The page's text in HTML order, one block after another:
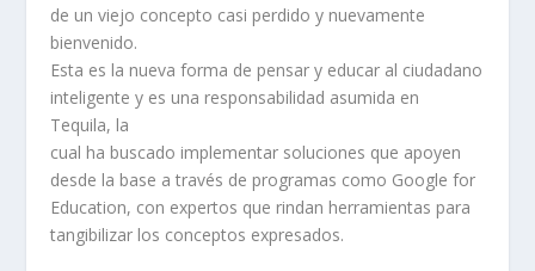
de un viejo concepto casi perdido y nuevamente
bienvenido.
Esta es la nueva forma de pensar y educar al ciudadano
inteligente y es una responsabilidad asumida en
Tequila, la
cual ha buscado implementar soluciones que apoyen
desde la base a través de programas como Google for
Education, con expertos que rindan herramientas para
tangibilizar los conceptos expresados.